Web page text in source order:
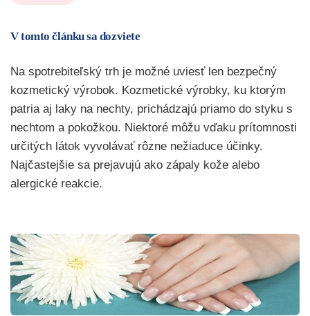
V tomto článku sa dozviete
Na spotrebiteľský trh je možné uviesť len bezpečný
kozmetický výrobok. Kozmetické výrobky, ku ktorým
patria aj laky na nechty, prichádzajú priamo do styku s
nechtom a pokožkou. Niektoré môžu vďaku prítomnosti
určitých látok vyvolávať rôzne nežiaduce účinky.
Najčastejšie sa prejavujú ako zápaly kože alebo
alergické reakcie.